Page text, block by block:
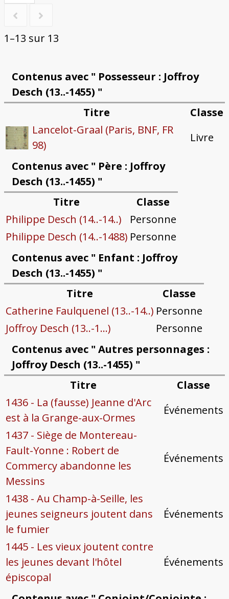
1–13 sur 13
Contenus avec " Possesseur : Joffroy
Desch (13..-1455) "
Titre
Classe
Lancelot-Graal (Paris, BNF, FR
98)
Livre
Contenus avec " Père : Joffroy
Desch (13..-1455) "
Titre
Classe
Philippe Desch (14..-14..)
Personne
Philippe Desch (14..-1488) Personne
Contenus avec " Enfant : Joffroy
Desch (13..-1455) "
Titre
Classe
Catherine Faulquenel (13..-14..) Personne
Joffroy Desch (13..-1...)
Personne
Contenus avec " Autres personnages :
Joffroy Desch (13..-1455) "
Titre
Classe
1436 - La (fausse) Jeanne d'Arc
est à la Grange-aux-Ormes
Événements
1437 - Siège de Montereau-
Fault-Yonne : Robert de
Commercy abandonne les
Messins
Événements
1438 - Au Champ-à-Seille, les
jeunes seigneurs joutent dans
le fumier
Événements
1445 - Les vieux joutent contre
les jeunes devant l'hôtel
épiscopal
Événements